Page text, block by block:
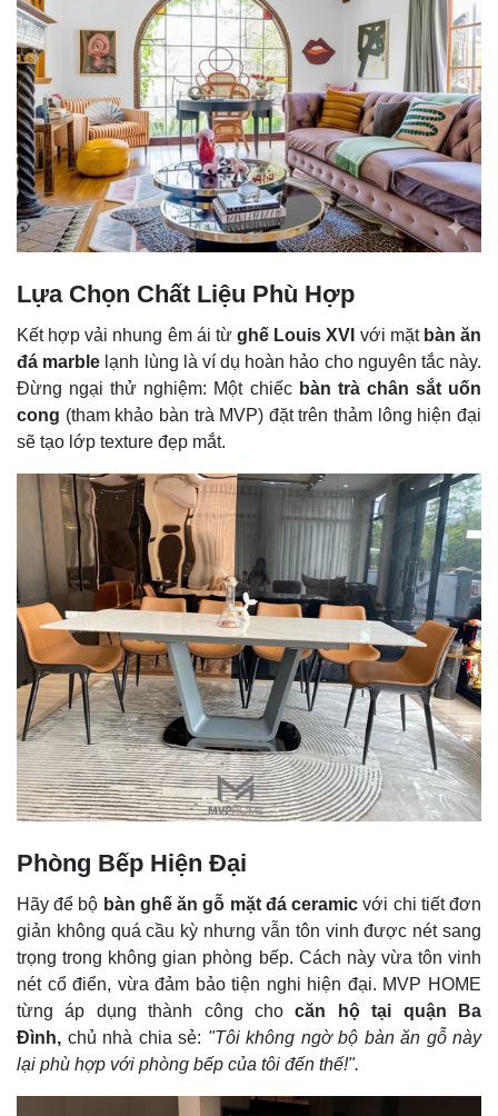
Lựa Chọn Chất Liệu Phù Hợp
Kết hợp vải nhung êm ái từghế Louis XVI với mặt bàn ăn
đá marble lạnh lùng là ví dụ hoàn hảo cho nguyên tắc này.
Đừng ngại thử nghiệm: Một chiếc bàn trà chân sắt uốn
cong (tham khảo bàn trà MVP) đặt trên thảm lông hiện đại
sẽ tạo lớp texture đẹp mắt.
Phòng Bếp Hiện Đại
Hãy để bộ bàn ghế ăn gỗ mặt đá ceramic với chi tiết đơn
giản không quá cầu kỳ nhưng vẫn tôn vinh được nét sang
trọng trong không gian phòng bếp. Cách này vừa tôn vinh
nét cổ điển, vừa đảm bảo tiện nghi hiện đại. MVP HOME
từng áp dụng thành công chocăn hộ tại quận Ba
Đình, chủ nhà chia sẻ: "Tôi không ngờ bộ bàn ăn gỗ này
lại phù hợp với phòng bếp của tôi đến thế!".